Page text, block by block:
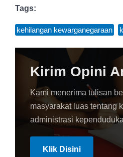
Tags:
kehilangan kewarganegaraan
Kirim Opini
Kami menerima tulisan
masyarakat luas tentang
administrasi
Klik Disini